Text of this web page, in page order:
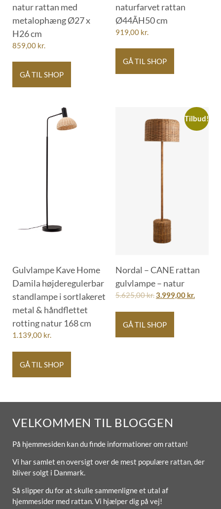
natur rattan med
metalophæng Ø27 x
H26 cm
859,00 kr.
GÅ TIL SHOP
naturfarvet rattan
Ø44ÃH50 cm
919,00 kr.
GÅ TIL SHOP
Gulvlampe Kave Home
Damila højderegulerbar
standlampe i sortlakeret
metal & håndflettet
rotting natur 168 cm
1.139,00 kr.
GÅ TIL SHOP
Tilbud!
Nordal – CANE rattan
gulvlampe – natur
5.625,00kr.3.999,00 kr.
GÅ TIL SHOP
VELKOMMEN TIL BLOGGEN
På hjemmesiden kan du finde informationer om rattan!
Vi har samlet en oversigt over de mest populære rattan, der
bliver solgt i Danmark.
Så slipper du for at skulle sammenligne et utal af
hjemmesider med rattan. Vi hjælper dig på vej!